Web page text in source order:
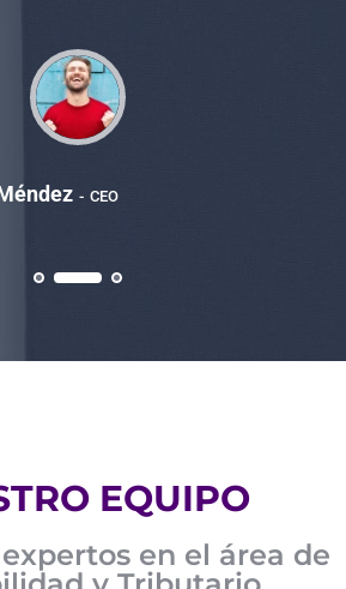
CEO
EQUIPO
en el área de